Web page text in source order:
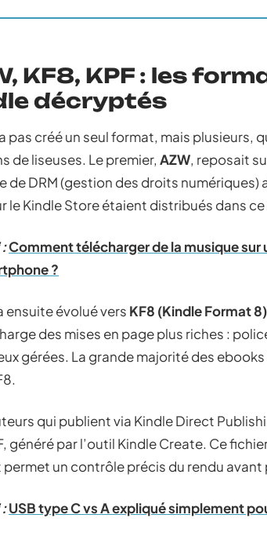
KF8, KPF : les
décryptés
pas créé un seul format, mais plusieurs,
de liseuses. Le premier, AZW, reposait
de DRM (gestion des droits numériques)
le Kindle Store étaient distribués dans
Comment télécharger de la musique sur
?
ensuite évolué vers KF8 (Kindle Format 8)
des mises en page plus riches :
gérées. La grande majorité des
qui publient via Kindle Direct
généré par l’outil Kindle Create. Ce
permet un contrôle précis du rendu
USB type C vs A expliqué simplement